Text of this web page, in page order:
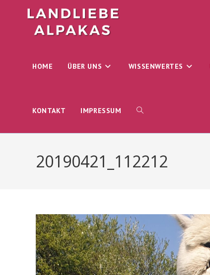
HOME ÜBER UNS WISSENWERTES
KONTAKT IMPRESSUM WEBSITE-
SUCHE
20190421_112212